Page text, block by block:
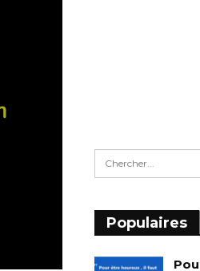
Populaires